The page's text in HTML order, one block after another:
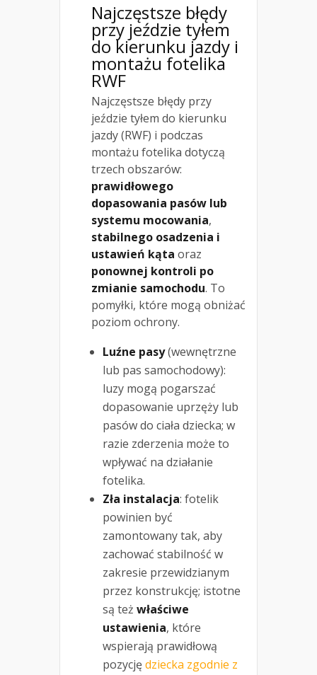
Najczęstsze błędy
przy jeździe tyłem
do kierunku jazdy i
montażu fotelika
RWF
Najczęstsze błędy przy
jeździe tyłem do kierunku
jazdy (RWF) i podczas
montażu fotelika dotyczą
trzech obszarów:
prawidłowego
dopasowania pasów lub
systemu mocowania,
stabilnego osadzenia i
ustawień kąta oraz
ponownej kontroli po
zmianie samochodu. To
pomyłki, które mogą obniżać
poziom ochrony.
Luźne pasy(wewnętrzne
lub pas samochodowy):
luzy mogą pogarszać
dopasowanie uprzęży lub
pasów do ciała dziecka; w
razie zderzenia może to
wpływać na działanie
fotelika.
Zła instalacja: fotelik
powinien być
zamontowany tak, aby
zachować stabilność w
zakresie przewidzianym
przez konstrukcję; istotne
są też właściwe
ustawienia, które
wspierają prawidłową
pozycjędziecka zgodnie z